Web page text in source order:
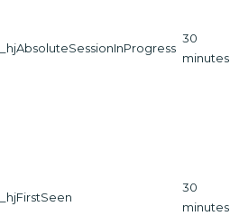
_hjAbsoluteSessionInProgress
30
minutes
_hjFirstSeen
30
minutes